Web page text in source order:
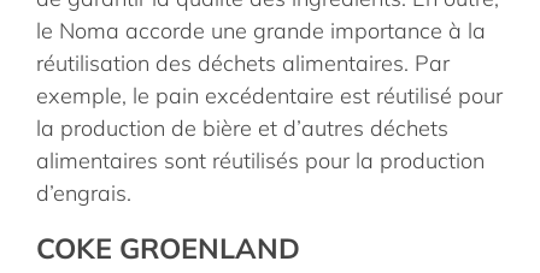
le Noma accorde une grande importance à la
réutilisation des déchets alimentaires. Par
exemple, le pain excédentaire est réutilisé pour
la production de bière et d’autres déchets
alimentaires sont réutilisés pour la production
d’engrais.
COKE GROENLAND